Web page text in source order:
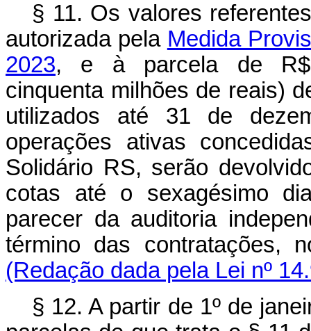
§ 11. Os valores
autorizada pela Medida
2023, e à parcela de R$
cinquenta milhões de reais)
utilizados até 31 de
operações ativas
Solidário RS, serão
cotas até o sexagésimo
parecer da auditoria
término das contratações,
(Redação dada pela Lei nº
§ 12. A partir de 1º de